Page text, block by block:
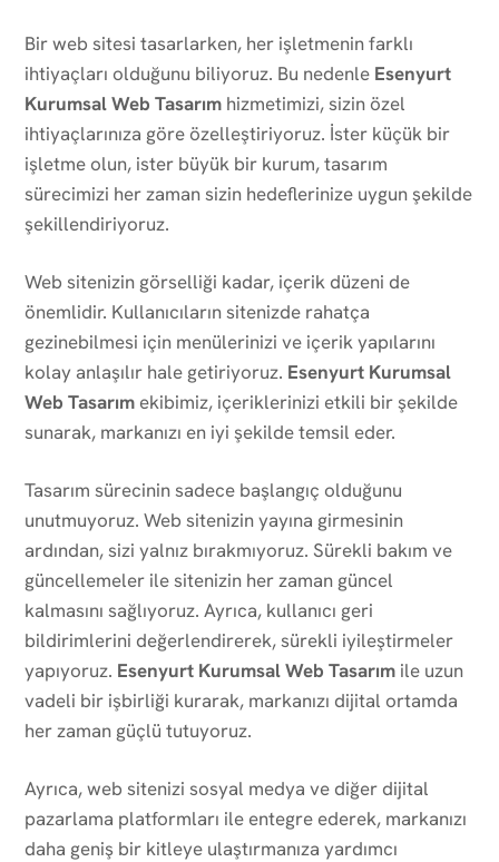
Bir web sitesi tasarlarken, her işletmenin farklı
ihtiyaçları olduğunu biliyoruz. Bu nedenle Esenyurt
Kurumsal Web Tasarım hizmetimizi, sizin özel
ihtiyaçlarınıza göre özelleştiriyoruz. İster küçük bir
işletme olun, ister büyük bir kurum, tasarım
sürecimizi her zaman sizin hedeflerinize uygun şekilde
şekillendiriyoruz.
Web sitenizin görselliği kadar, içerik düzeni de
önemlidir. Kullanıcıların sitenizde rahatça
gezinebilmesi için menülerinizi ve içerik yapılarını
kolay anlaşılır hale getiriyoruz. Esenyurt Kurumsal
Web Tasarım ekibimiz, içeriklerinizi etkili bir şekilde
sunarak, markanızı en iyi şekilde temsil eder.
Tasarım sürecinin sadece başlangıç olduğunu
unutmuyoruz. Web sitenizin yayına girmesinin
ardından, sizi yalnız bırakmıyoruz. Sürekli bakım ve
güncellemeler ile sitenizin her zaman güncel
kalmasını sağlıyoruz. Ayrıca, kullanıcı geri
bildirimlerini değerlendirerek, sürekli iyileştirmeler
yapıyoruz. Esenyurt Kurumsal Web Tasarım ile uzun
vadeli bir işbirliği kurarak, markanızı dijital ortamda
her zaman güçlü tutuyoruz.
Ayrıca, web sitenizi sosyal medya ve diğer dijital
pazarlama platformları ile entegre ederek, markanızı
daha geniş bir kitleye ulaştırmanıza yardımcı